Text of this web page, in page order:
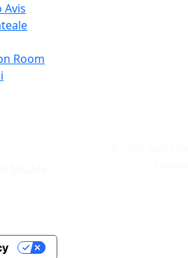
Avis
Room